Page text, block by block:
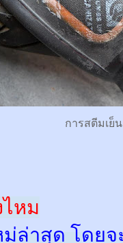
การสตีมเย็น
หม
ล่าสุด โดย